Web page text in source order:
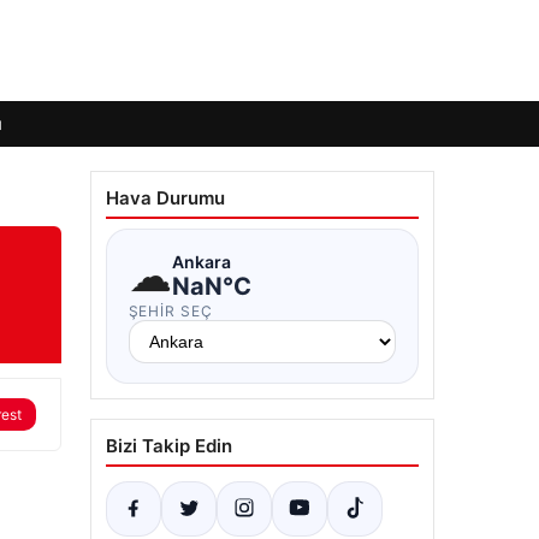
Hava Durumu
☁Ankara
NaN°C
ŞEHIR SEÇ
Bizi Takip Edin